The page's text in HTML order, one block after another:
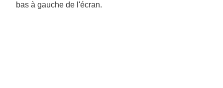
bas à gauche de l'écran.